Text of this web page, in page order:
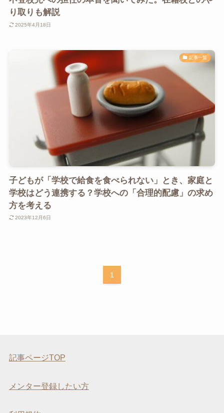
り取りも解説
2025年4月18日
記事一覧
子どもが「学校で給食を食べられない」とき、家庭と
学校はどう連携する？学校への「合理的配慮」の求め
方を考える
2023年12月6日
1
記事ページTOP
メンター登録したい方